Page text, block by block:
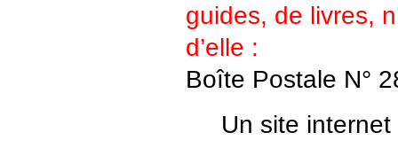
guides, de livres,
d’elle :
Boîte Postale N°
Un site